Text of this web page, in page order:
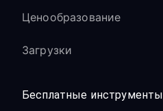
Ценообразование
Загрузки
Бесплатные инструменты